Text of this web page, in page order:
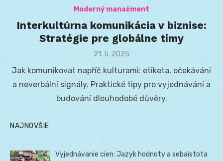
Moderný manažment
Interkultúrna komunikácia v biznise:
Stratégie pre globálne tímy
Posted
21. 5. 2025
Jak komunikovat napříč kulturami: etiketa, očekávání
a neverbální signály. Praktické tipy pro vyjednávání a
budování dlouhodobé důvěry.
NAJNOVŠIE
Vyjednávanie cien: Jazyk hodnoty a sebaistota